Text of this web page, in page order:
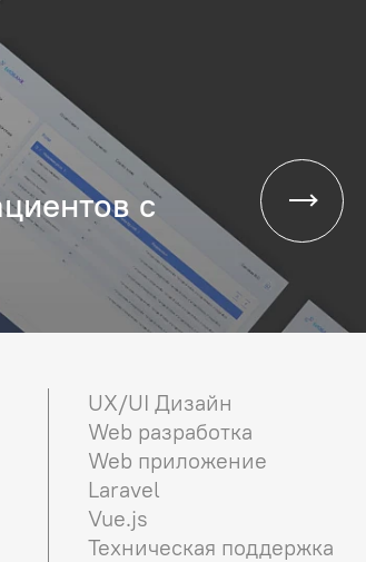
с
UX/UI Дизайн
Web разработка
Web приложение
Laravel
Vue.js
Техническая поддержка